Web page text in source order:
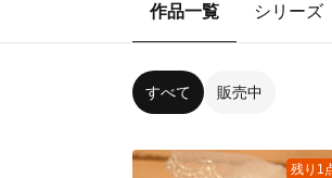
作品一覧 シリーズ
すべて 販売中
残り1